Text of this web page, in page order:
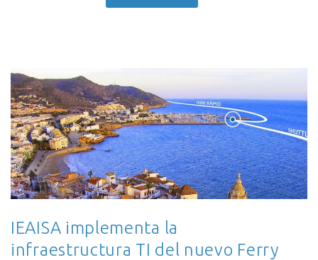
IEAISA implementa la
infraestructura TI del nuevo Ferry